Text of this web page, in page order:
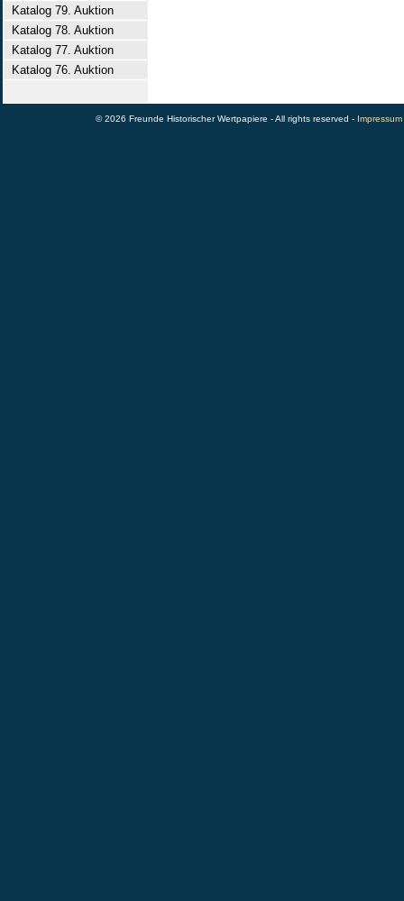
Katalog 79. Auktion
Katalog 78. Auktion
Katalog 77. Auktion
Katalog 76. Auktion
© 2026 Freunde Historischer Wertpapiere - All rights reserved - Impressum